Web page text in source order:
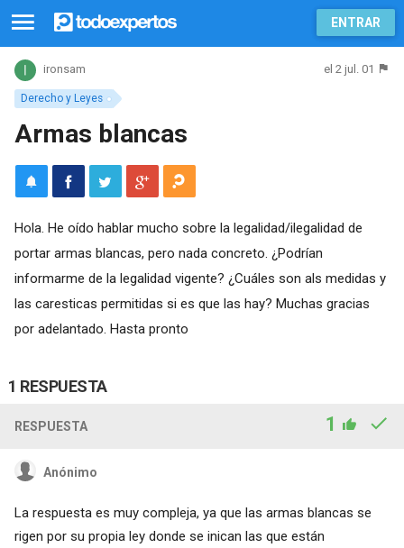
ENTRAR
Derecho y Leyes
ironsam el 2 jul. 01
Armas blancas
Hola. He oído hablar mucho sobre la legalidad/ilegalidad de
portar armas blancas, pero nada concreto. ¿Podrían
informarme de la legalidad vigente? ¿Cuáles son als medidas y
las caresticas permitidas si es que las hay? Muchas gracias
por adelantado. Hasta pronto
1 RESPUESTA
RESPUESTA 1
Anónimo
La respuesta es muy compleja, ya que las armas blancas se
rigen por su propia ley donde se inican las que están